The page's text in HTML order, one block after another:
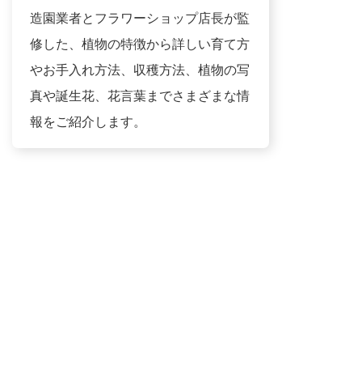
造園業者とフラワーショップ店長が監
修した、植物の特徴から詳しい育て方
やお手入れ方法、収穫方法、植物の写
真や誕生花、花言葉までさまざまな情
報をご紹介します。